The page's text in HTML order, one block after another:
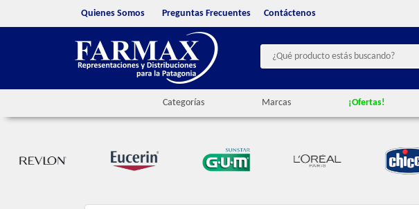
Quienes Somos Preguntas Frecuentes Contáctenos
Categorías Marcas ¡Ofertas!